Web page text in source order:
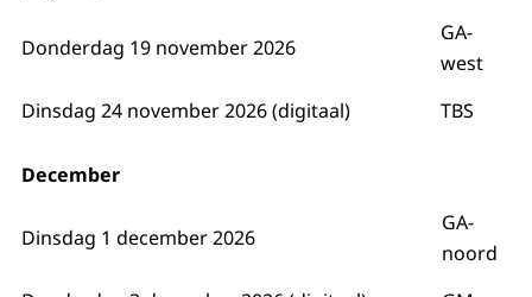
Donderdag 19 november 2026
GA-
west
Dinsdag 24 november 2026 (digitaal)
TBS
December
Dinsdag 1 december 2026
GA-
noord